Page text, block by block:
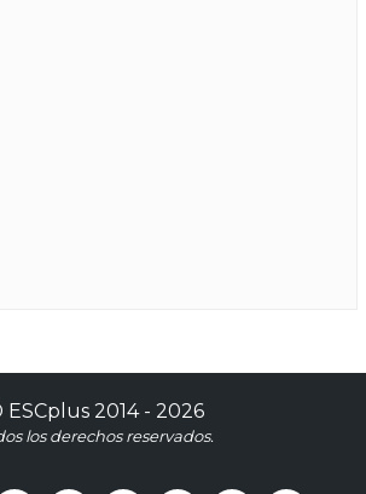
ESCplus2014 - 2026
los derechos reservados.